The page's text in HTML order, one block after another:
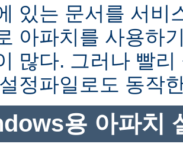
있는 문서를 서비
아파치를 사용하
많다. 그러나 빨
정파일로도 동작
용 아파치